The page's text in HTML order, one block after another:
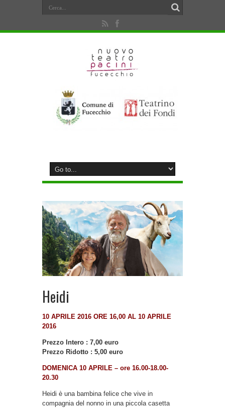
Heidi
10 APRILE 2016 ORE 16,00 AL 10 APRILE
2016
Prezzo Intero : 7,00 euro
Prezzo Ridotto : 5,00 euro
DOMENICA 10 APRILE – ore 16.00-18.00-
20.30
Heidi è una bambina felice che vive in
compagnia del nonno in una piccola casetta